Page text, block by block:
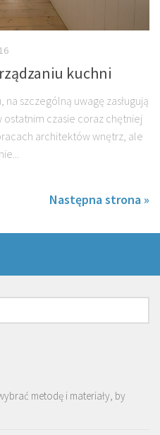
kuchni
szczególną uwagę zasługują
ostatnim czasie coraz chętniej
architektów wnętrz, ale
Następna strona »
metodę i materiały, by